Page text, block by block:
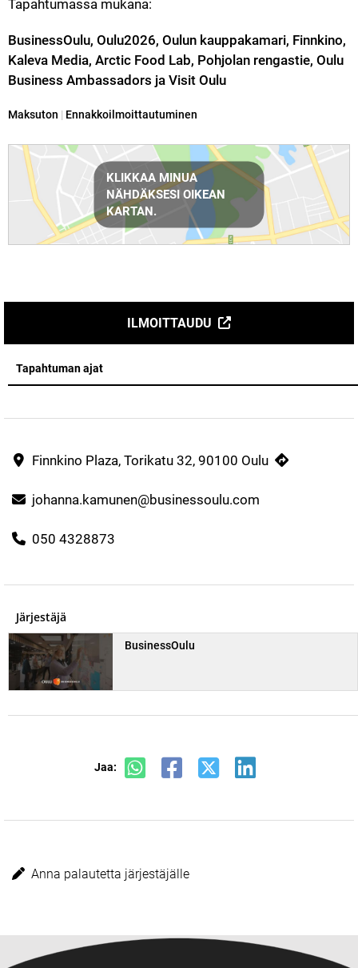
Tapahtumassa mukana:
BusinessOulu, Oulu2026, Oulun kauppakamari, Finnkino,
Kaleva Media, Arctic Food Lab, Pohjolan rengastie, Oulu
Business Ambassadors ja Visit Oulu
Kategoria:
Maksuton | Ennakkoilmoittautuminen
Reittiohjeet
KLIKKAA MINUA
NÄHDÄKSESI OIKEAN
KARTAN.
ILMOITTAUDU
Tapahtuman ajat
Finnkino Plaza, Torikatu 32, 90100 Oulu
johanna.kamunen@businessoulu.com
050 4328873
Järjestäjä
BusinessOulu
Jaa:
Anna palautetta järjestäjälle